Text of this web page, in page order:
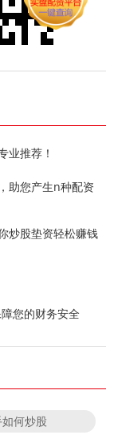
业推荐！
助您产生n种配资
炒股垫资轻松赚钱
您的财务安全
何炒股